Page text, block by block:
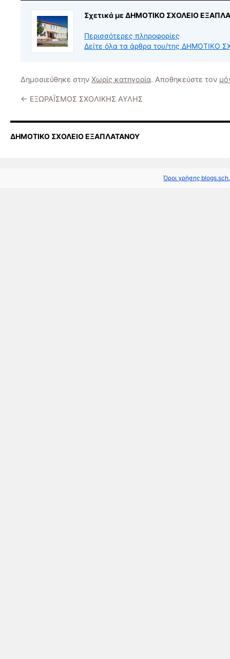
Σχετικά με ΔΗΜΟΤΙΚΟ ΣΧΟΛΕΙΟ
Περισσότερες πληροφορίες
Δείτε όλα τα άρθρα του/της ΔΗΜΟΤΙΚΟ
Δημοσιεύθηκε στην Χωρίς κατηγορία. Αποθηκεύστε τον
← ΕΞΩΡΑΪΣΜΟΣ ΣΧΟΛΙΚΗΣ ΑΥΛΗΣ
ΔΗΜΟΤΙΚΟ ΣΧΟΛΕΙΟ ΕΞΑΠΛΑΤΑΝΟΥ
Όροι χρήσης